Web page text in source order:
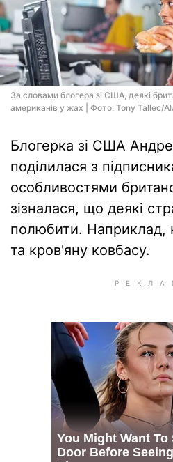
За словами блогера зі США, деякі
американів у жах | Фото: Tony Tallec/
Блогерка зі США
поділилася з
особливостями
зізналася, що деякі
полюбити. Наприклад,
та кров'яну ковбасу.